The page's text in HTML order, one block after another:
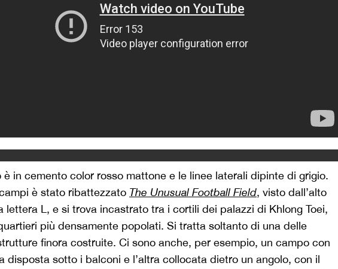
è in cemento color rosso mattone e le linee laterali dipinte di grigio.
è stato ribattezzato The Unusual Football Field, visto dall’alto
lettera L, e si trova incastrato tra i cortili dei palazzi di Khlong Toei,
più densamente popolati. Si tratta soltanto di una delle
finora costruite. Ci sono anche, per esempio, un campo con
disposta sotto i balconi e l’altra collocata dietro un angolo, con il